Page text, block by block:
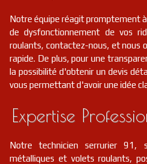
Notre équipe réagit promptement
de dysfonctionnement de vos
roulants, contactez-nous, et nous
rapide. De plus, pour une
la possibilité d'obtenir un devis
vous permettant d'avoir une idée
Expertise
Notre technicien serrurier 91,
métalliques et volets roulants,